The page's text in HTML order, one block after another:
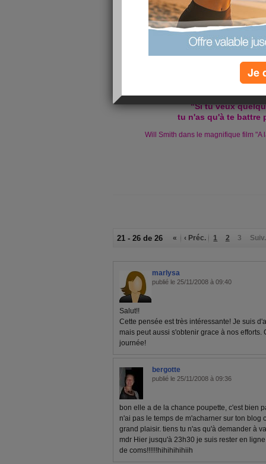
A la recherche du
"Si tu veux
tu n'as qu'à te battre
Will Smith dans le magnifique film "A
21 - 26 de 26 « ‹ Préc. 1 2 3 Suiv.
marlysa
publié le 25/11/2008 à 09:40
Salut!!
Cette pensée est très intéressante! Je suis
mais peut aussi s'obtenir grace à nos efforts.
journée!
bergotte
publié le 25/11/2008 à 09:36
bon elle a de la chance poupette, c'est bien
n'ai pas le temps de m'acharner sur ton blog
grand plaisir. tiens tu n'as qu'à demander à
mdr Hier jusqu'à 23h30 je suis rester en
de coms!!!!!!hihihihihiih
Je